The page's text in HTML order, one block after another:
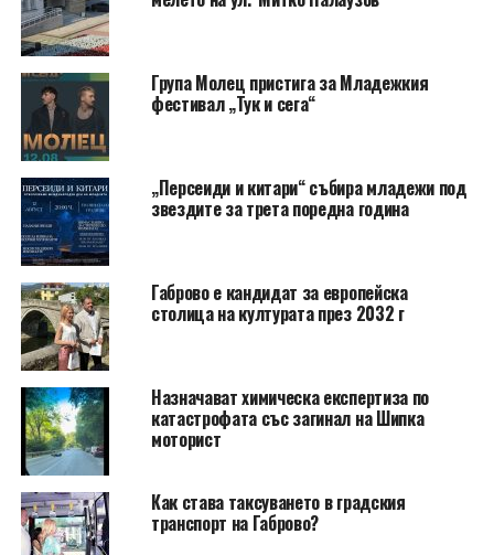
Група Молец пристига за Младежкия
фестивал „Тук и сега“
„Персеиди и китари“ събира младежи под
звездите за трета поредна година
Габрово е кандидат за европейска
столица на културата през 2032 г
Назначават химическа експертиза по
катастрофата със загинал на Шипка
моторист
Как става таксуването в градския
транспорт на Габрово?